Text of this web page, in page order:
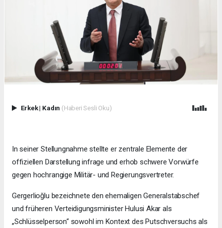
Erkek| Kadın (Haberi Sesli Oku)
In seiner Stellungnahme stellte er zentrale Elemente der
offiziellen Darstellung infrage und erhob schwere Vorwürfe
gegen hochrangige Militär- und Regierungsvertreter.
Gergerlioğlu bezeichnete den ehemaligen Generalstabschef
und früheren Verteidigungsminister Hulusi Akar als
„Schlüsselperson“ sowohl im Kontext des Putschversuchs als